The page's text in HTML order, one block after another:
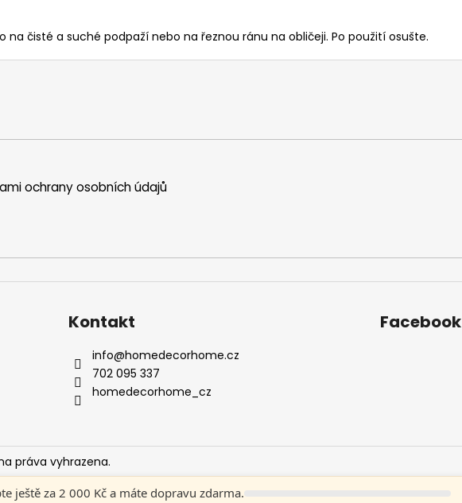
čisté a suché podpaží nebo na řeznou ránu na obličeji. Po použití osušte.
ochrany osobních údajů
Kontakt
info@homedecorhome.cz
702 095 337
homedecorhome_cz
Facebook
práva vyhrazena.
ještě za 2 000 Kč a máte dopravu zdarma.